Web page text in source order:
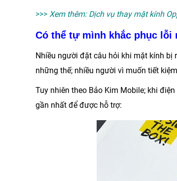
>>> Xem thêm: Dịch vụ thay mặt kính
Có thể tự mình khắc phục
Nhiều người đặt câu hỏi khi mặt kính bị
những thế; nhiều người vì muốn tiết
Tuy nhiên theo Bảo Kim Mobile; khi
gần nhất để được hỗ trợ: